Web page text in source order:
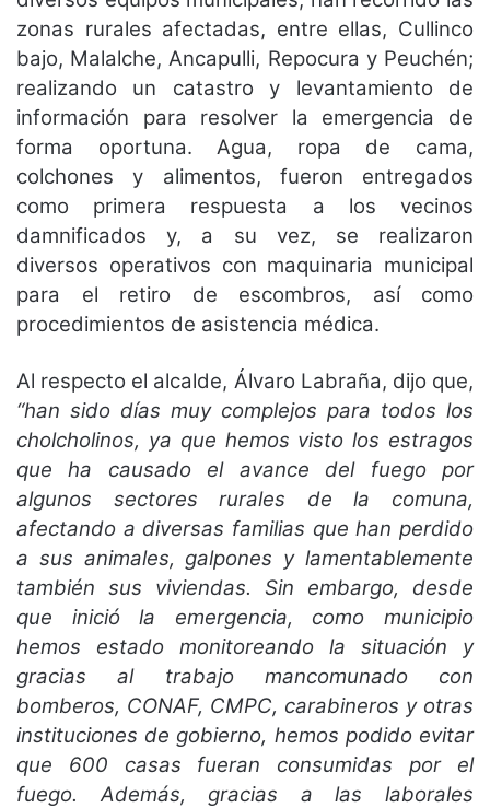
zonas rurales afectadas, entre ellas, Cullinco
bajo, Malalche, Ancapulli, Repocura y Peuchén;
realizando un catastro y levantamiento de
información para resolver la emergencia de
forma oportuna. Agua, ropa de cama,
colchones y alimentos, fueron entregados
como primera respuesta a los vecinos
damnificados y, a su vez, se realizaron
diversos operativos con maquinaria municipal
para el retiro de escombros, así como
procedimientos de asistencia médica.
Al respecto el alcalde, Álvaro Labraña, dijo que,
“han sido días muy complejos para todos los
cholcholinos, ya que hemos visto los estragos
que ha causado el avance del fuego por
algunos sectores rurales de la comuna,
afectando a diversas familias que han perdido
a sus animales, galpones y lamentablemente
también sus viviendas. Sin embargo, desde
que inició la emergencia, como municipio
hemos estado monitoreando la situación y
gracias al trabajo mancomunado con
bomberos, CONAF, CMPC, carabineros y otras
instituciones de gobierno, hemos podido evitar
que 600 casas fueran consumidas por el
fuego. Además, gracias a las laborales